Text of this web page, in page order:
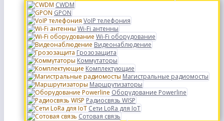
CWDM
GPON
VoIP телефония
Wi-Fi антенны
Wi-Fi оборудование
Видеонаблюдение
Грозозащита
Коммутаторы
Комплектующие
Магистральные радиомосты
Маршрутизаторы
Оборудование Powerline
Радиосвязь WISP
Сети LoRa для IoT
Сотовая связь